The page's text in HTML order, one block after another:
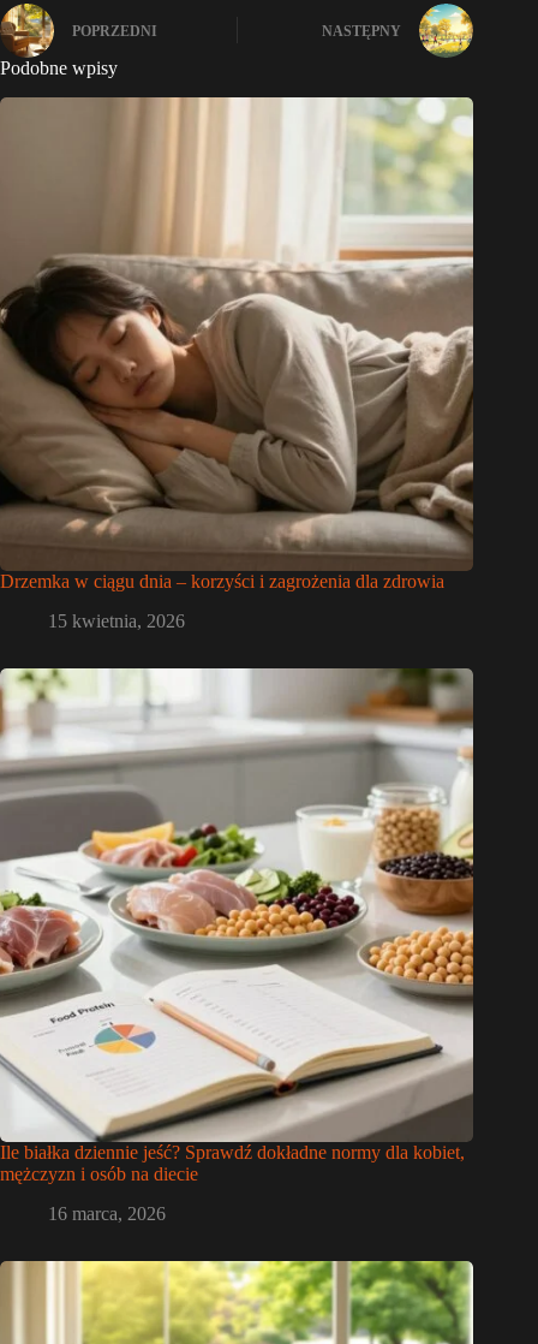
POPRZEDNI NASTĘPNY
Podobne wpisy
Drzemka w ciągu dnia – korzyści i zagrożenia dla zdrowia
15 kwietnia, 2026
Ile białka dziennie jeść? Sprawdź dokładne normy dla kobiet,
mężczyzn i osób na diecie
16 marca, 2026